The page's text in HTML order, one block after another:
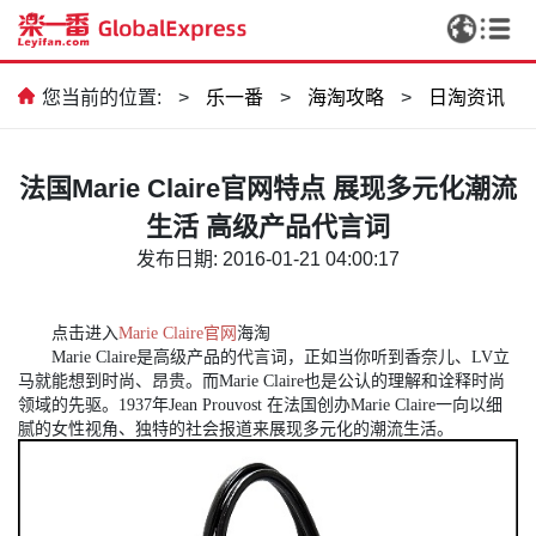
您当前的位置: > 乐一番 > 海淘攻略 > 日淘资讯
法国Marie Claire官网特点 展现多元化潮流
生活 高级产品代言词
发布日期: 2016-01-21 04:00:17
点击进入Marie Claire官网 海淘
Marie Claire是高级产品的代言词，正如当你听到香奈儿、LV立
马就能想到时尚、昂贵。而Marie Claire也是公认的理解和诠释时尚
领域的先驱。1937年Jean Prouvost 在法国创办Marie Claire一向以细
腻的女性视角、独特的社会报道来展现多元化的潮流生活。